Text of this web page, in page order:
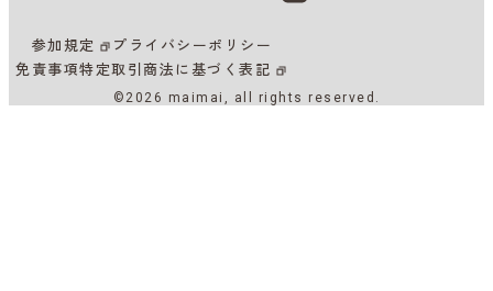
参加規定
プライバシーポリシー
免責事項特定取引商法に基づく表記
©2026 maimai, all rights reserved.